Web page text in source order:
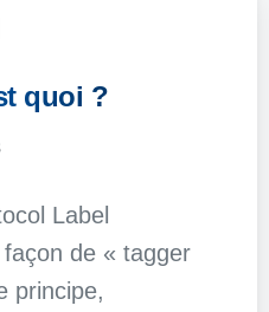
quoi ?
Label
de « tagger
principe,